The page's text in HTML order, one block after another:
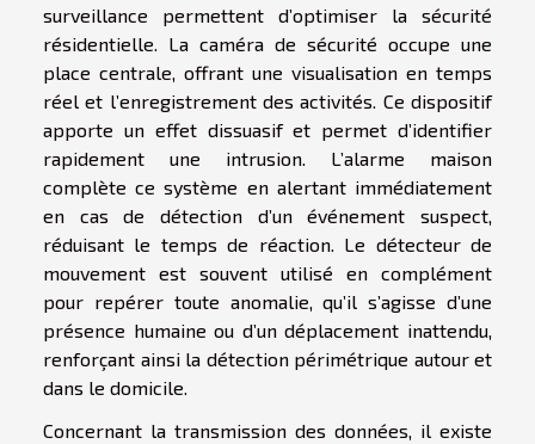
surveillance permettent d’optimiser la sécurité
résidentielle. La caméra de sécurité occupe une
place centrale, offrant une visualisation en temps
réel et l’enregistrement des activités. Ce dispositif
apporte un effet dissuasif et permet d’identifier
rapidement une intrusion. L’alarme maison
complète ce système en alertant immédiatement
en cas de détection d’un événement suspect,
réduisant le temps de réaction. Le détecteur de
mouvement est souvent utilisé en complément
pour repérer toute anomalie, qu’il s’agisse d’une
présence humaine ou d’un déplacement inattendu,
renforçant ainsi la détection périmétrique autour et
dans le domicile.
Concernant la transmission des données, il existe